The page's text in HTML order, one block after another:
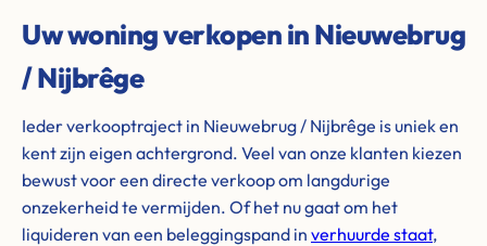
Uw woning verkopen in Nieuwebrug
/ Nijbrêge
Ieder verkooptraject in Nieuwebrug / Nijbrêge is uniek en
kent zijn eigen achtergrond. Veel van onze klanten kiezen
bewust voor een directe verkoop om langdurige
onzekerheid te vermijden. Of het nu gaat om het
liquideren van een beleggingspand in verhuurde staat,